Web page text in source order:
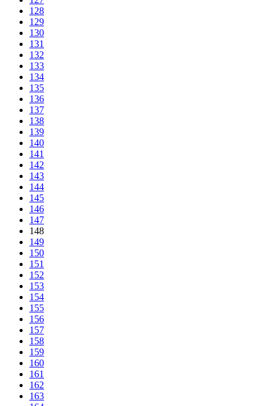
128
129
130
131
132
133
134
135
136
137
138
139
140
141
142
143
144
145
146
147
148
149
150
151
152
153
154
155
156
157
158
159
160
161
162
163